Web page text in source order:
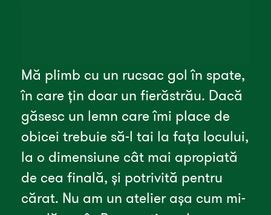
Mă plimb cu un rucsac gol în spate,
în care țin doar un fierăstrău. Dacă
găsesc un lemn care îmi place de
obicei trebuie să-l tai la fața locului,
la o dimensiune cât mai apropiată
de cea finală, și potrivită pentru
cărat. Nu am un atelier așa cum mi-